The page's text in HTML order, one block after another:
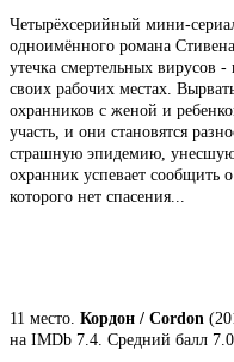
Четырёхсерийный мини-
одноимённого романа
утечка смертельных вирусов -
своих рабочих местах.
охранников с женой и
участь, и они становятся
страшную эпидемию,
охранник успевает сообщить
которого нет спасения...
11 место. Кордон / Cordon
на IMDb 7.4. Средний балл